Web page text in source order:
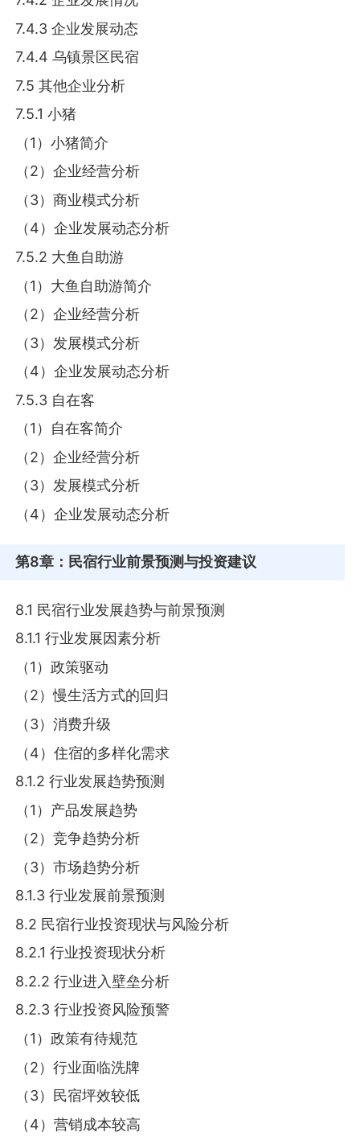
7.4.3 企业发展动态
7.4.4 乌镇景区民宿
7.5 其他企业分析
7.5.1 小猪
（1）小猪简介
（2）企业经营分析
（3）商业模式分析
（4）企业发展动态分析
7.5.2 大鱼自助游
（1）大鱼自助游简介
（2）企业经营分析
（3）发展模式分析
（4）企业发展动态分析
7.5.3 自在客
（1）自在客简介
（2）企业经营分析
（3）发展模式分析
（4）企业发展动态分析
第8章 ：民宿行业前景预测与投资建议
8.1 民宿行业发展趋势与前景预测
8.1.1 行业发展因素分析
（1）政策驱动
（2）慢生活方式的回归
（3）消费升级
（4）住宿的多样化需求
8.1.2 行业发展趋势预测
（1）产品发展趋势
（2）竞争趋势分析
（3）市场趋势分析
8.1.3 行业发展前景预测
8.2 民宿行业投资现状与风险分析
8.2.1 行业投资现状分析
8.2.2 行业进入壁垒分析
8.2.3 行业投资风险预警
（1）政策有待规范
（2）行业面临洗牌
（3）民宿坪效较低
（4）营销成本较高